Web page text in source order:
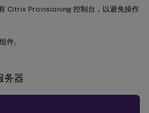
Citrix Provisioning 控制台，以避免操作
件。
务器